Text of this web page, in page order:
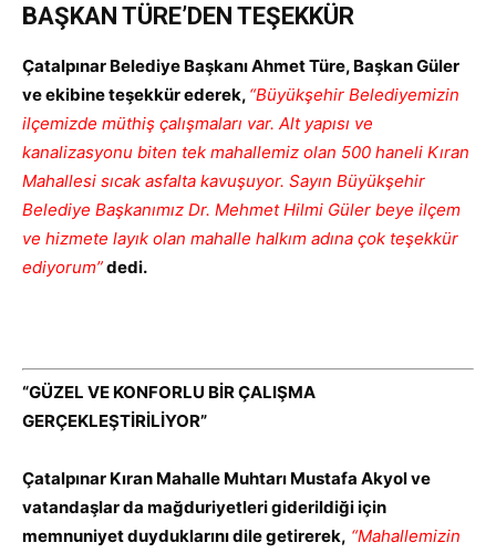
BAŞKAN TÜRE’DEN TEŞEKKÜR
Çatalpınar Belediye Başkanı Ahmet Türe, Başkan Güler
ve ekibine teşekkür ederek, “Büyükşehir Belediyemizin
ilçemizde müthiş çalışmaları var. Alt yapısı ve
kanalizasyonu biten tek mahallemiz olan 500 haneli Kıran
Mahallesi sıcak asfalta kavuşuyor. Sayın Büyükşehir
Belediye Başkanımız Dr. Mehmet Hilmi Güler beye ilçem
ve hizmete layık olan mahalle halkım adına çok teşekkür
ediyorum”dedi.
“GÜZEL VE KONFORLU BİR ÇALIŞMA
GERÇEKLEŞTİRİLİYOR”
Çatalpınar Kıran Mahalle Muhtarı Mustafa Akyol ve
vatandaşlar da mağduriyetleri giderildiği için
memnuniyet duyduklarını dile getirerek, “Mahallemizin